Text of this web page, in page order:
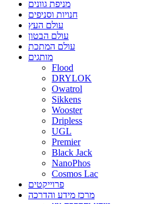
מניפת גוונים
חנויות וסניפים
עולם העץ
עולם הבטון
עולם המתכת
מותגים
Flood
DRYLOK
Owatrol
Sikkens
Wooster
Dripless
UGL
Premier
Black Jack
NanoPhos
Cosmos Lac
פרוייקטים
מרכז מידע והדרכה